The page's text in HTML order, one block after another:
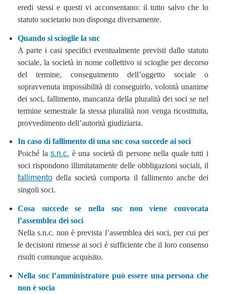
eredi stessi e questi vi acconsentano: il tutto salvo che lo
statuto societario non disponga diversamente.
Quando si scioglie la snc
A parte i casi specifici eventualmente previsti dallo statuto
sociale, la società in nome collettivo si scioglie per decorso
del termine, conseguimento dell’oggetto sociale o
sopravvenuta impossibilità di conseguirlo, volontà unanime
dei soci, fallimento, mancanza della pluralità dei soci se nel
termine semestrale la stessa pluralità non venga ricostituita,
provvedimento dell’autorità giudiziaria.
In caso di fallimento di una snc cosa succede ai soci
Poiché las.n.c. è una società di persone nella quale tutti i
soci rispondono illimitatamente delle obbligazioni sociali, il
fallimento della società comporta il fallimento anche dei
singoli soci.
Cosa succede se nella snc non viene convocata
l’assemblea dei soci
Nella s.n.c. non è prevista l’assemblea dei soci, per cui per
le decisioni rimesse ai soci è sufficiente che il loro consenso
risulti comunque acquisito.
Nella snc l’amministratore può essere una persona che
non è socia